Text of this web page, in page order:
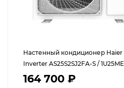
Настенный кондиционер Haier
Inverter AS25S2SJ2FA-S /
164 700 ₽